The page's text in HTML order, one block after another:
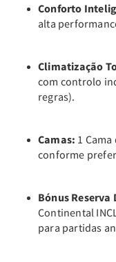
Conforto
alta
Climatização
com controlo
regras).
Camas: 1
conforme
Bónus Reserva
Continental
para partidas